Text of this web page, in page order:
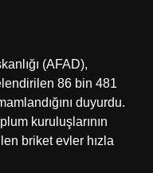
(AFAD),
86 bin 481
duyurdu.
kuruluşlarının
briket evler hızla